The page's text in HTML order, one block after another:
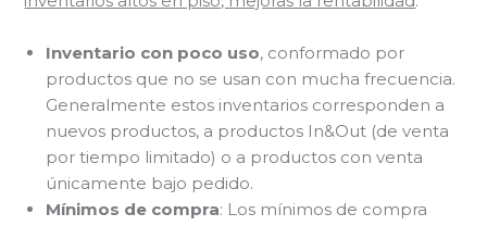
Inventario con poco uso, conformado por
productos que no se usan con mucha frecuencia.
Generalmente estos inventarios corresponden a
nuevos productos, a productos In&Out (de venta
por tiempo limitado) o a productos con venta
únicamente bajo pedido.
Mínimos de compra: Los mínimos de compra